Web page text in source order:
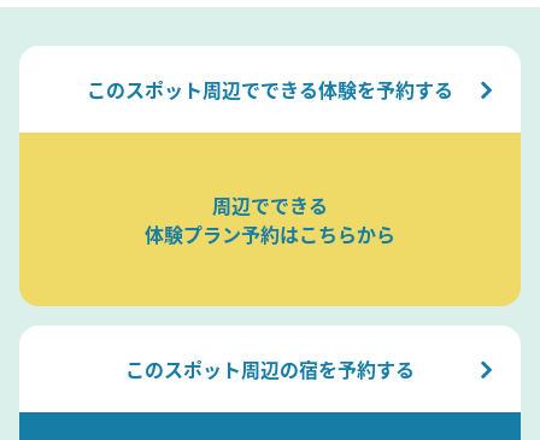
このスポット周辺でできる体験を予約する
周辺でできる
体験プラン予約はこちらから
このスポット周辺の宿を予約する